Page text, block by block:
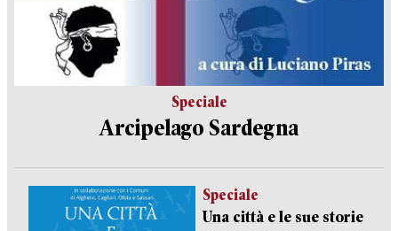
Speciale
Arcipelago Sardegna
Speciale
Una città e le sue storie